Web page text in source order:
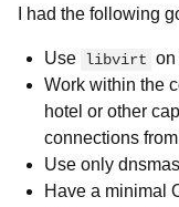
I had the following
Use libvirt on
Work within the
hotel or other
connections
Use only
Have a minimal